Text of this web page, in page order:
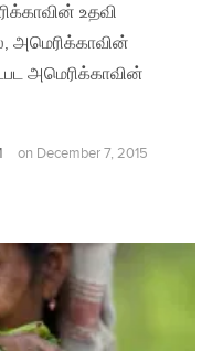
உதவி
அமெரிக்காவின்
அமெரிக்காவின்
on December 7, 2015